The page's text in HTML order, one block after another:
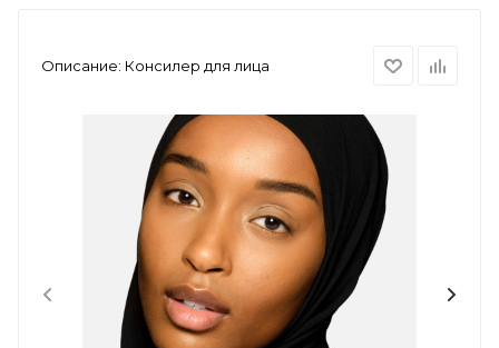
Описание: Консилер для лица